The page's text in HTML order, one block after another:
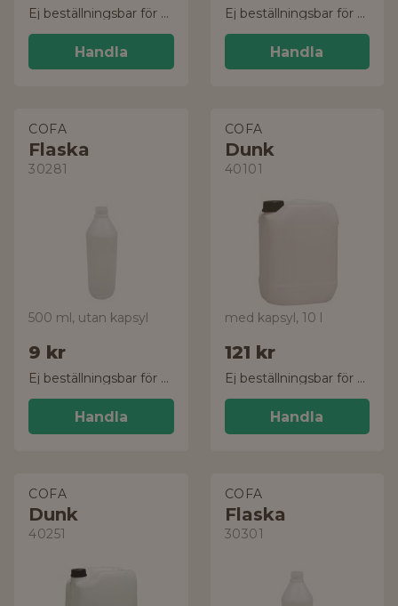
Ej beställningsbar för tillfället
Handla
Ej beställningsbar för tillfället
Handla
COFA
Flaska
30281
500 ml, utan kapsyl
9 kr
Ej beställningsbar för tillfället
Handla
COFA
Dunk
40101
med kapsyl, 10 l
121 kr
Ej beställningsbar för tillfället
Handla
COFA
Dunk
40251
COFA
Flaska
30301